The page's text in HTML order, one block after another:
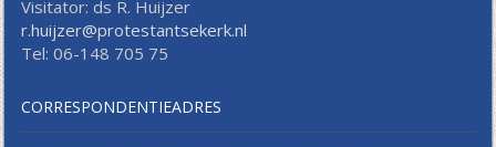
Visitator: ds R. Huijzer
r.huijzer@protestantsekerk.nl
Tel: 06-148 705 75
CORRESPONDENTIEADRES